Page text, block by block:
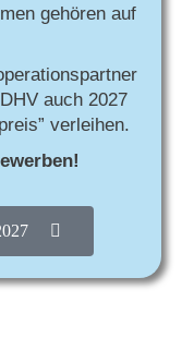
gehören auf
auch 2027
verleihen.